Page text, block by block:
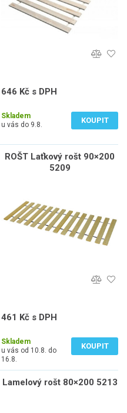
646 Kč s DPH
Skladem
u vás do 9.8.
KOUPIT
ROŠT Laťkový rošt 90×200
5209
461 Kč s DPH
Skladem
u vás od 10.8. do
16.8.
KOUPIT
Lamelový rošt 80×200 5213